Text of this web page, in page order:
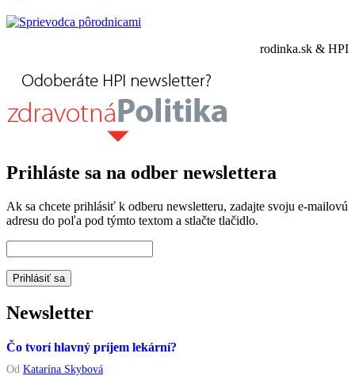
rodinka.sk & HPI
Prihláste sa na odber newslettera
Ak sa chcete prihlásiť k odberu newsletteru, zadajte svoju e-mailovú
adresu do poľa pod týmto textom a stlačte tlačidlo.
Newsletter
Čo tvorí hlavný príjem lekární?
Od Katarína Skybová